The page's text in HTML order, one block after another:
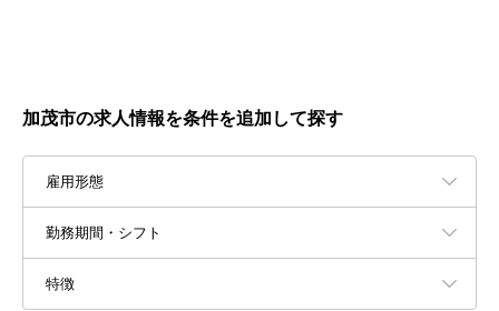
加茂市の求人情報を条件を追加して探す
雇用形態
勤務期間・シフト
特徴